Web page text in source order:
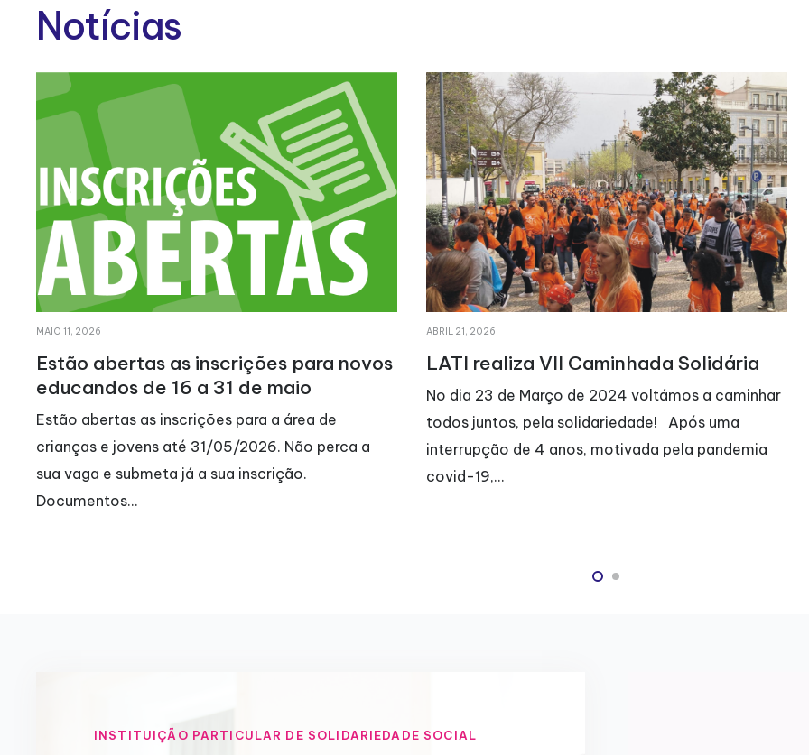
Notícias
ABRIL 21, 2026
LATI realiza VII Caminhada Solidária
No dia 23 de Março de 2024 voltámos a caminhar
todos juntos, pela solidariedade! Após uma
interrupção de 4 anos, motivada pela pandemia
covid-19,…
AGOSTO 29, 2025
A LATI está de parabéns!
No dia 22 de março de 2026, a LATI completou o
seu 47º aniversário. Este foi um dia de festa, de
alegria e também de…
INSTITUIÇÃO PARTICULAR DE SOLIDARIEDADE SOCIAL